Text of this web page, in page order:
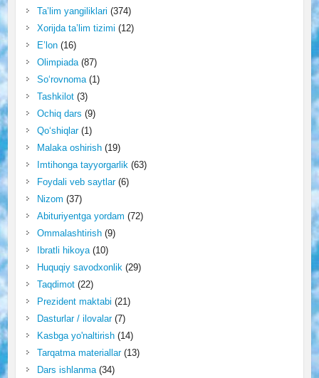
Ta’lim yangiliklari (374)
Xorijda ta’lim tizimi (12)
E’lon(16)
Olimpiada(87)
So‘rovnoma(1)
Tashkilot(3)
Ochiq dars (9)
Qo‘shiqlar(1)
Malaka oshirish(19)
Imtihonga tayyorgarlik (63)
Foydali veb saytlar(6)
Nizom (37)
Abituriyentga yordam (72)
Ommalashtirish(9)
Ibratli hikoya(10)
Huquqiy savodxonlik (29)
Taqdimot(22)
Prezident maktabi (21)
Dasturlar / ilovalar(7)
Kasbga yo'naltirish(14)
Tarqatma materiallar(13)
Dars ishlanma(34)